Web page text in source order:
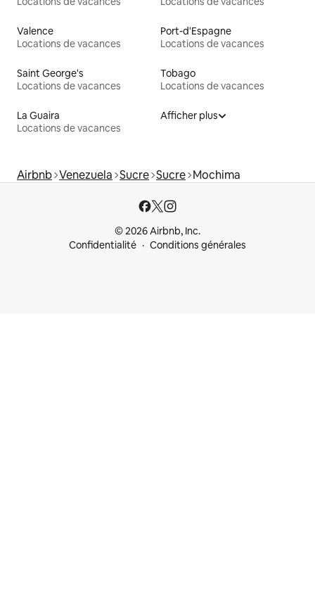
Valence
Locations de vacances
Port-d'Espagne
Locations de vacances
Saint George's
Locations de vacances
Tobago
Locations de vacances
La Guaira
Locations de vacances
Afficher plus
Airbnb Venezuela Sucre Sucre Mochima
© 2026 Airbnb, Inc.
Confidentialité
Conditions générales